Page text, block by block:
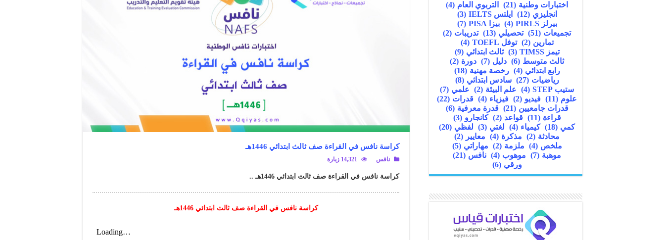
كراسة نافس في القراءة صف ثالث ابتدائي 1446هـ
نافس 14,321 زيارة
كراسة نافس في القراءة صف ثالث ابتدائي 1446هـ ..
كراسة نافس في القراءة صف ثالث ابتدائي 1446هـ
اختبارات وطنية (21) التربوي العام (4)
انجليزي (12) ايلتس IELTS
(3)
بيرلز PIRLS
(4) بيزا PISA
(7)
تجميعات (51) تحصيلي (13) تدريبات (2)
تمارين (2) توفل TOEFL
(4)
تيمز TIMSS
(3) ثالث ابتدائي (9)
ثالث متوسط (6) دليل (7) دورة (2)
رابع ابتدائي (4) رخصة مهنية (18)
رياضيات (27) سادس ابتدائي (8)
ستيب STEP
(4) علم البيئة (2) علمي (7)
علوم (11) فيديو (2) فيزياء (4) قدرات (22)
قدرات جامعيين (21) قدرة معرفية (6)
قراءة (11) قواعد (2) كانجارو (3)
كمي (18) كيمياء (4) لغتي (3) لفظي (20)
محادثة (2) مذكرة (4) معايير (2)
ملخص (4) ملزمة (2) مهاراتي (5)
موهبة (7) موهوب (4) نافس (21)
ورقي (6)